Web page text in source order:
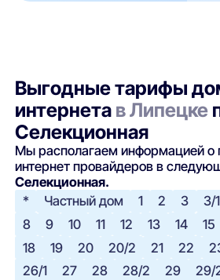
Выгодные тарифы
интернета в Липецке
Селекционная
Мы располагаем информацией о
интернет провайдеров в
Селекционная.
*
Частный дом 1 2 3 3/1
8
9 10 11 12 13 14 15
18
19 20 20/2 21 22
26/1
27 28 28/2 29 29/